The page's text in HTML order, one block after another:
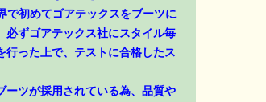
で初めてゴアテックスをブーツに
必ずゴアテックス社にスタイル毎
行った上で、テストに合格したス
ーツが採用されている為、品質や